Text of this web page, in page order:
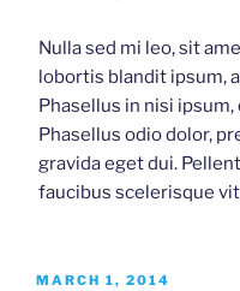
Nulla sed mi leo, sit
lobortis blandit ipsum,
Phasellus in nisi
Phasellus odio dolor,
gravida eget dui.
faucibus scelerisque
POSTED
MARCH 1, 2014